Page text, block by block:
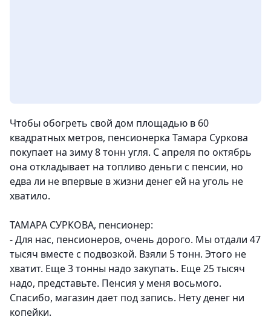
Чтобы обогреть свой дом площадью в 60
квадратных метров, пенсионерка Тамара Суркова
покупает на зиму 8 тонн угля. С апреля по октябрь
она откладывает на топливо деньги с пенсии, но
едва ли не впервые в жизни денег ей на уголь не
хватило.
ТАМАРА СУРКОВА, пенсионер:
- Для нас, пенсионеров, очень дорого. Мы отдали 47
тысяч вместе с подвозкой. Взяли 5 тонн. Этого не
хватит. Еще 3 тонны надо закупать. Еще 25 тысяч
надо, представьте. Пенсия у меня восьмого.
Спасибо, магазин дает под запись. Нету денег ни
копейки.